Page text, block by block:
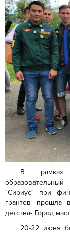
В рамках
"Сириус" при
грантов прошла
детства- Город
20-22 июня